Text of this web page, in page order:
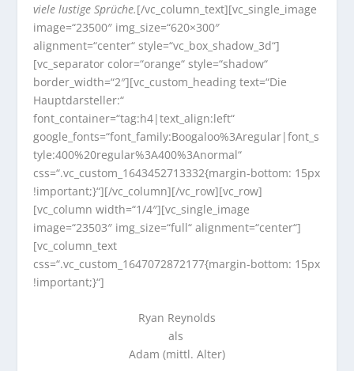
viele lustige Sprüche.[/vc_column_text][vc_single_image
image=“23500″ img_size=“620×300″
alignment=“center“ style=“vc_box_shadow_3d“]
[vc_separator color=“orange“ style=“shadow“
border_width=“2″][vc_custom_heading text=“Die
Hauptdarsteller:“
font_container=“tag:h4|text_align:left“
google_fonts=“font_family:Boogaloo%3Aregular|font_s
tyle:400%20regular%3A400%3Anormal“
css=“.vc_custom_1643452713332{margin-bottom: 15px
!important;}“][/vc_column][/vc_row][vc_row]
[vc_column width=“1/4″][vc_single_image
image=“23503″ img_size=“full“ alignment=“center“]
[vc_column_text
css=“.vc_custom_1647072872177{margin-bottom: 15px
!important;}“]
Ryan Reynolds
als
Adam (mittl. Alter)